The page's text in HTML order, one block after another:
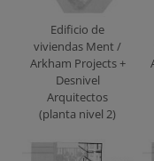
Edificio de
viviendas Ment /
Arkham Projects +
Desnivel
Arquitectos
(planta nivel 2)